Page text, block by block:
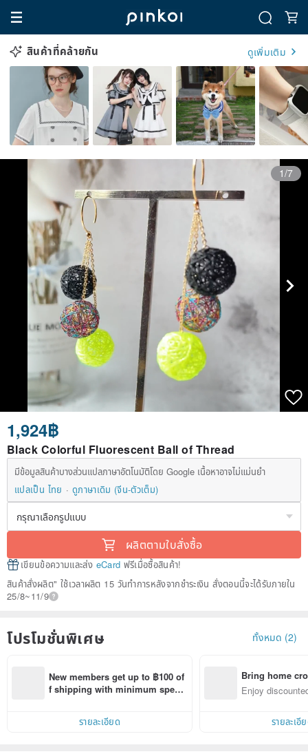
สินค้าที่คล้ายกัน ดูเพิ่มเติม
1/7
1,924฿
Black Colorful Fluorescent Ball of Thread
มีข้อมูลสินค้าบางส่วนแปลภาษาอัตโนมัติโดย Google เนื้อหาอาจไม่แม่นยำ
แปลเป็น ไทย
ดูภาษาเดิม (จีน-ตัวเต็ม)
ผลิตตามใบสั่งซื้อ
เขียนข้อความและส่ง eCard ฟรีเมื่อซื้อสินค้า!
สินค้าสั่งผลิต" ใช้เวลาผลิต 15 วันทำการหลังจากชำระเงิน สั่งตอนนี้จะได้รับภายใน
25/8~11/9
โปรโมชั่นพิเศษ ทั้งหมด (2)
New members get up to ฿100 of
f shipping with minimum spen
รายละเอียด
Bring home
n with ease
Enjoy
รายละเอี